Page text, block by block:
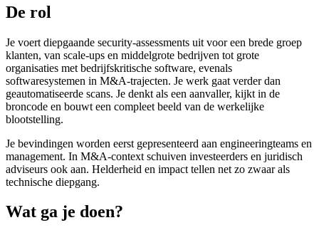
De rol
Je voert diepgaande security-assessments uit voor een brede groep
klanten, van scale-ups en middelgrote bedrijven tot grote
organisaties met bedrijfskritische software, evenals
softwaresystemen in M&A-trajecten. Je werk gaat verder dan
geautomatiseerde scans. Je denkt als een aanvaller, kijkt in de
broncode en bouwt een compleet beeld van de werkelijke
blootstelling.
Je bevindingen worden eerst gepresenteerd aan engineeringteams en
management. In M&A-context schuiven investeerders en juridisch
adviseurs ook aan. Helderheid en impact tellen net zo zwaar als
technische diepgang.
Wat ga je doen?